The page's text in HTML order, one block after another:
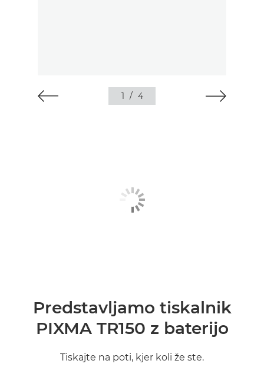
1 / 4
Predstavljamo tiskalnik
PIXMA TR150 z baterijo
Tiskajte na poti, kjer koli že ste.